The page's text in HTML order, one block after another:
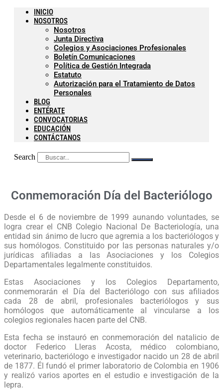
INICIO
NOSOTROS
Nosotros
Junta Directiva
Colegios y Asociaciones Profesionales
Boletín Comunicaciones
Política de Gestión Integrada
Estatuto
Autorización para el Tratamiento de Datos
Personales
BLOG
ENTÉRATE
CONVOCATORIAS
EDUCACIÓN
CONTÁCTANOS
Search
Conmemoración Día del Bacteriólogo
Desde el 6 de noviembre de 1999 aunando voluntades, se
logra crear el CNB Colegio Nacional De Bacteriología, una
entidad sin ánimo de lucro que agremia a los bacteriólogos y
sus homólogos. Constituido por las personas naturales y/o
jurídicas afiliadas a las Asociaciones y los Colegios
Departamentales legalmente constituidos.
Estas Asociaciones y los Colegios Departamento,
conmemorarán el Día del Bacteriólogo con sus afiliados
cada 28 de abril, profesionales bacteriólogos y sus
homólogos que automáticamente al vincularse a los
colegios regionales hacen parte del CNB.
Esta fecha se instauró en conmemoración del natalicio de
doctor Federico Lleras Acosta, médico colombiano,
veterinario, bacteriólogo e investigador nacido un 28 de abril
de 1877. Él fundó el primer laboratorio de Colombia en 1906
y realizó varios aportes en el estudio e investigación de la
lepra.